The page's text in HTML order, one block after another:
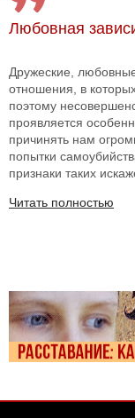
Любовная
Дружеские,
отношения, в
поэтому
проявляется
причинять нам
попытки
признаки таких
Читать полностью